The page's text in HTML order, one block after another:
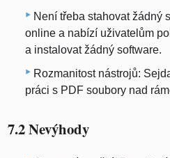
Není třeba stahovat žádný
online a nabízí uživatelům
a instalovat žádný software.
Rozmanitost nástrojů:
práci s PDF soubory nad
7.2 Nevýhody